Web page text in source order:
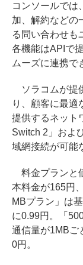
コンソールでは
加、解約などの
る問い合わせも
各機能はAPIで
ムーズに連携で
ソラコムが提
り、顧客に最適
提供するネット
Switch 2」およ
域網接続が可能
料金プランと
本料金が165円
MBプラン」は
に0.99円。「
通信量が1MBご
0円。